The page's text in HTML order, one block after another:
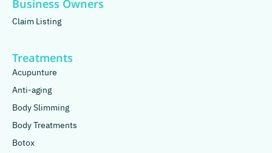
Business Owners
Claim Listing
Treatments
Acupunture
Anti-aging
Body Slimming
Body Treatments
Botox